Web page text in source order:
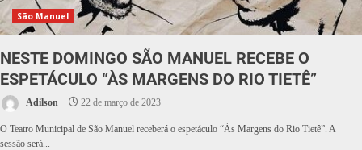
São Manuel
NESTE DOMINGO SÃO MANUEL RECEBE O
ESPETÁCULO “ÀS MARGENS DO RIO TIETÊ”
Adilson 22 de março de 2023
O Teatro Municipal de São Manuel receberá o espetáculo “Às Margens do Rio Tietê”. A
sessão será...